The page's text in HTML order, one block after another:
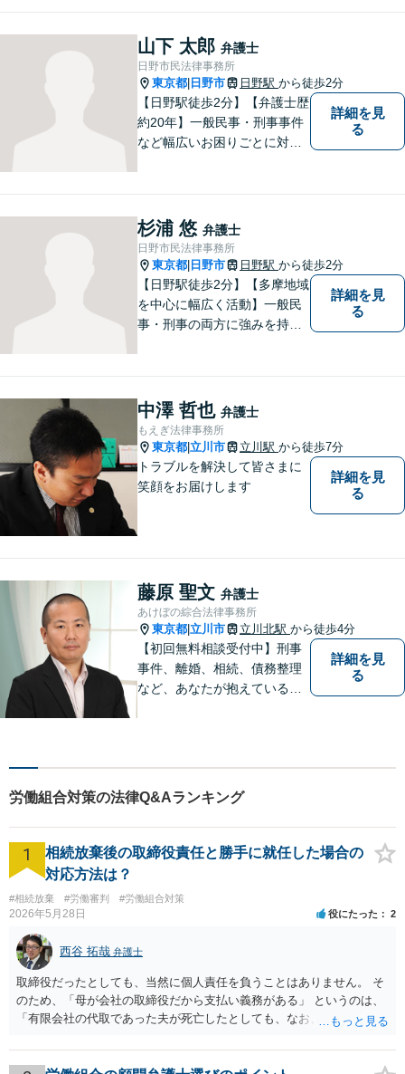
ト：誹謗中傷の削除、発信者
情報開示請求、名誉毀損によ
る損害賠償、企業や飲食店の
風評被害対策など」
山下 太郎 弁護士
日野市民法律事務所
東京都 日野市 日野駅 から徒歩2分
【日野駅徒歩2分】【弁護士歴
約20年】一般民事・刑事事件
など幅広いお困りごとに対応
とつの問題に真剣に向き合
い、最善の解決を目指しま
す。
詳細を見
る
杉浦 悠 弁護士
日野市民法律事務所
東京都 日野市 日野駅 から徒歩2分
【日野駅徒歩2分】【多摩地域
を中心に幅広く活動】一般民
事・刑事の両方に強みを持つ
です。まずはお気軽にご相談
ください。【子連れ相談OK】
詳細を見
る
中澤 哲也 弁護士
もえぎ法律事務所
東京都 立川市 立川駅 から徒歩7分
トラブルを解決して皆さまに
笑顔をお届けします
詳細を見
る
藤原 聖文 弁護士
あけぼの綜合法律事務所
東京都 立川市 立川北駅 から徒歩4分
【初回無料相談受付中】刑事
事件、離婚、相続、債務整理
など、あなたが抱えている問
詳細を見
る
労働組合対策の法律Q&Aランキング
1
相続放棄後の取締役責任と勝手に就任した場合の
対応方法は？
#相続放棄 #労働審判 #労働組合対策
2026年5月28日 役にたった 2
西谷 拓哉 弁護士
取締役だったとしても、当然に個人責任を負うことはありません。 そ
のため、「母が会社の取締役だから支払い義務がある」 というのは、
「有限会社の代取であった夫が死亡したとしても、なお、母は有限会
わりにする必要がある」という趣旨なのではないかと思われます。 相